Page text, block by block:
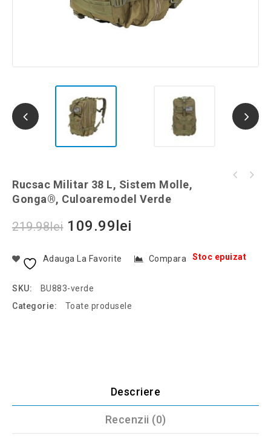
Rucsac Militar 38 L, Sistem Molle,
Gonga®, Culoaremodel Verde
219.98lei 109.99 lei
Stoc epuizat
Adauga La Favorite Compara
SKU:
BU883-verde
Categorie:
Toate produsele
Descriere
Recenzii (0)